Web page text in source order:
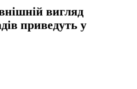
вигляд
приведуть у